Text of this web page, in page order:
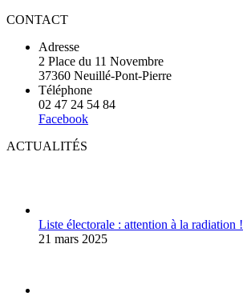
CONTACT
Adresse
2 Place du 11 Novembre
37360 Neuillé-Pont-Pierre
Téléphone
02 47 24 54 84
Facebook
ACTUALITÉS
Liste électorale : attention à la radiation !
21 mars 2025